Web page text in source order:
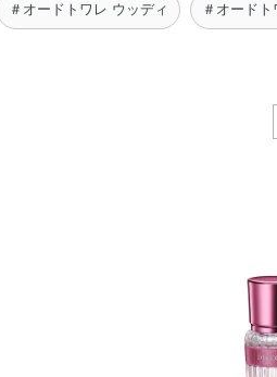
＃オードトワレ ウッディ ＃オード